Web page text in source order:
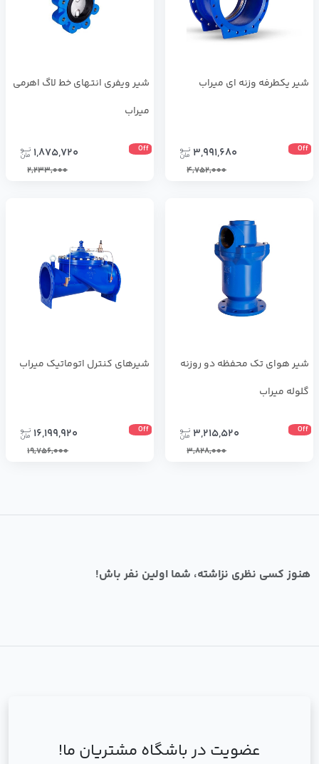
شیر یکطرفه وزنه ای میراب
Off
3,991,680
4,752,000
شیر ویفری انتهای خط لاگ اهرمی
میراب
Off
1,875,720
2,233,000
شیر هوای تک محفظه دو روزنه
گلوله میراب
Off
3,215,520
3,828,000
شیرهای کنترل اتوماتیک میراب
Off
16,199,920
19,756,000
هنوز کسی نظری نزاشته، شما اولین نفر باش!
عضویت در باشگاه مشتریان ما!